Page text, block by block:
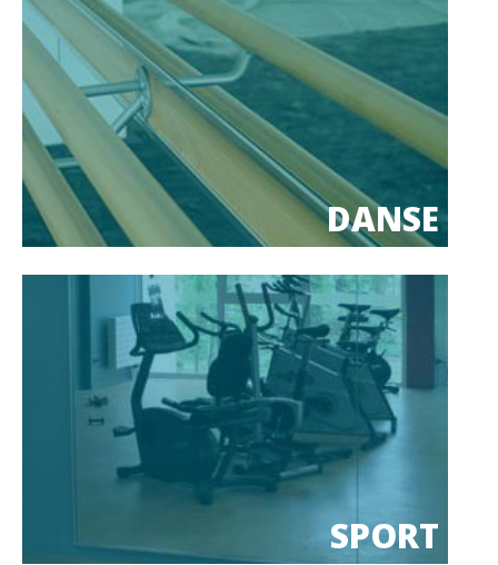
DANSE
SPORT